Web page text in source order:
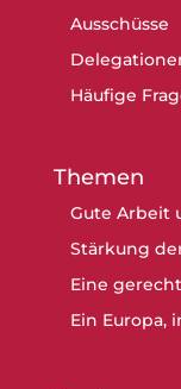
Ausschüsse
Häufige
Themen
Gute Arbeit
Stärkung
Eine
Ein Europa,